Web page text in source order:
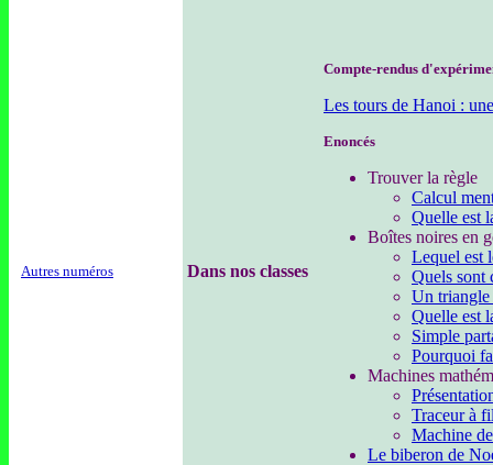
Autres numéros Dans nos classes
Compte-rendus
Les tours de Hanoi :
Enoncés
Trouver la règle
Calcul
Quelle est
Boîtes noires en
Lequel est
Quels sont
Un
Quelle est
Simple
Pourquoi
Machines
Traceur à
Machine
Le biberon de